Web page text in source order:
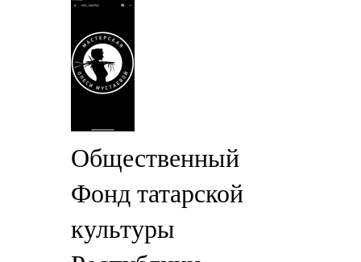
Общественный
Фонд татарской
культуры